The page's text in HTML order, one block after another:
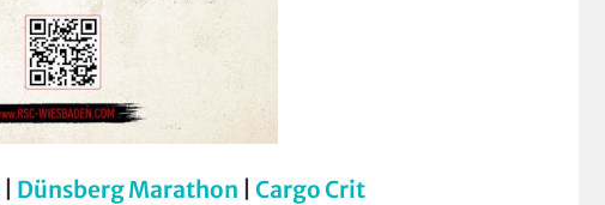
Dünsberg Marathon Cargo Crit